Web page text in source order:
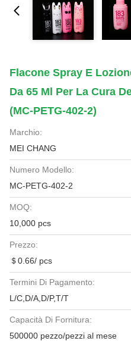
Flacone Spray E
Da 65 Ml Per La Cura
(MC-PETG-402-2)
Marchio:
MEI CHANG
Numero Modello:
MC-PETG-402-2
MOQ:
10,000 pcs
Prezzo:
＄0.66/ pcs
Termini Di Pagamento:
L/C,D/A,D/P,T/T
Capacità Di Fornitura:
500000 pezzo/pezzi al mese